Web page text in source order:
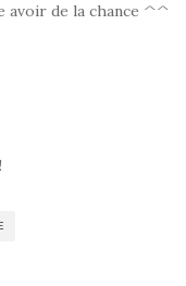
avoir de la chance ^^